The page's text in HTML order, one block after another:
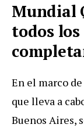
Mundial
todos
En el marco
que lleva a
Buenos Aires,